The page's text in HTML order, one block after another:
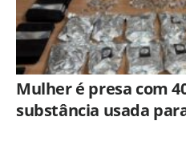
Mulher é presa com
substância usada